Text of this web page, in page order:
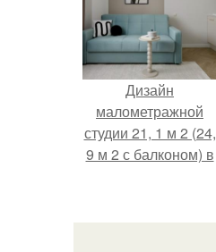
Дизайн
малометражной
студии 21, 1 м 2 (24,
9 м 2 с балконом) в